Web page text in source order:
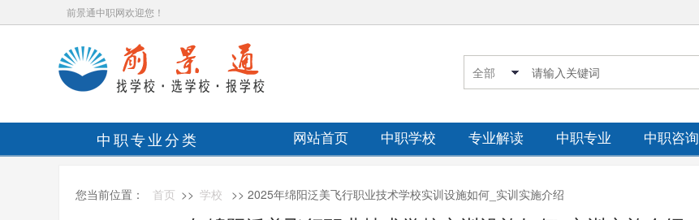
前景通中职网欢迎您！
中职专业分类 网站首页 中职学校 专业解读 中职专业 中职咨询
您当前位置： 首页 >> 学校 >> 2025年绵阳泛美飞行职业技术学校实训设施如何_实训实施介绍